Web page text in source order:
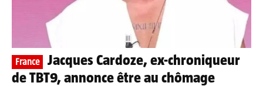
France
Jacques Cardoze, ex-chroniqueur
de TBT9, annonce être au chômage